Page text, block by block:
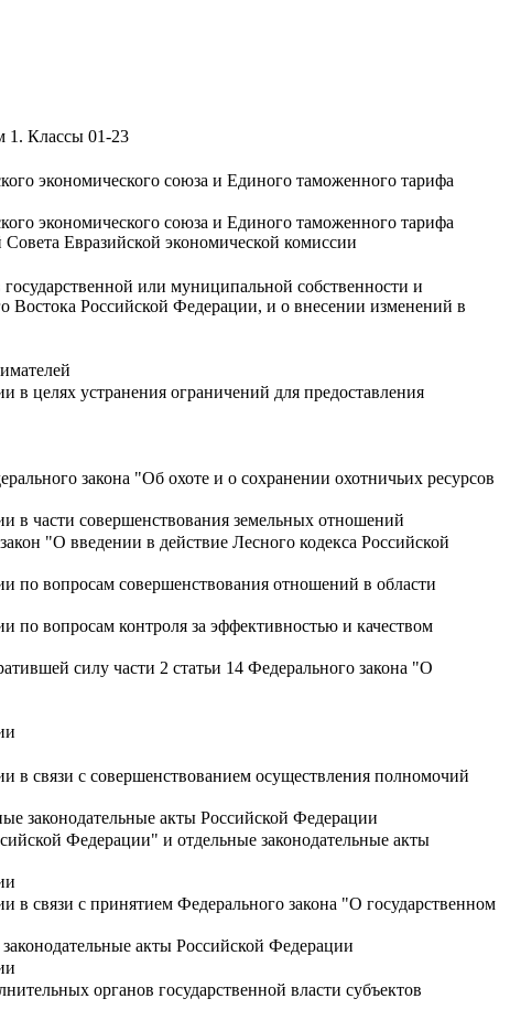
1. Классы 01-23
экономического союза и Единого таможенного тарифа
экономического союза и Единого таможенного тарифа
Евразийской экономической комиссии
или муниципальной собственности и
Востока Российской Федерации, и о внесении изменений в
целях устранения ограничений для предоставления
закона "Об охоте и о сохранении охотничьих ресурсов
в части совершенствования земельных отношений
"О введении в действие Лесного кодекса Российской
по вопросам совершенствования отношений в области
по вопросам контроля за эффективностью и качеством
силу части 2 статьи 14 Федерального закона "О
в связи с совершенствованием осуществления полномочий
законодательные акты Российской Федерации
Федерации" и отдельные законодательные акты
связи с принятием Федерального закона "О государственном
акты Российской Федерации
органов государственной власти субъектов